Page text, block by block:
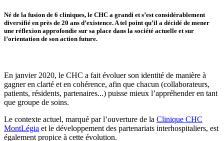
Né de la fusion de 6 cliniques, le CHC a grandi et s’est considérablement
diversifié en près de 20 ans d’existence. A tel point qu’il a décidé de mener
une réflexion approfondie sur sa place dans la société actuelle et sur
l’orientation de son action future.
En janvier 2020, le CHC a fait évoluer son identité de manière à
gagner en clarté et en cohérence, afin que chacun (collaborateurs,
patients, résidents, partenaires...) puisse mieux l’appréhender en tant
que groupe de soins.
Le contexte actuel, marqué par l’ouverture de la Clinique CHC
MontLégia et le développement des partenariats interhospitaliers, est
également propice à cette évolution.